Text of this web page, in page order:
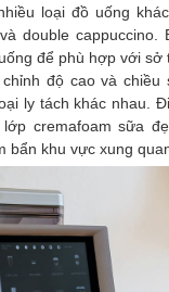
loại đồ uống
double cappuccino.
để phù hợp với sở
độ cao và chiều
ly tách khác nhau.
cremafoam sữa
bẩn khu vực xung